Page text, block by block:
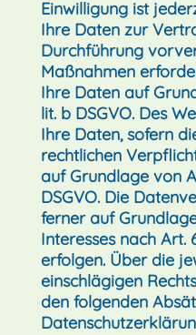
Einwilligung ist
Ihre Daten zur
Durchführung
Maßnahmen
Ihre Daten auf
lit. b DSGVO. Des
Ihre Daten, sofern
rechtlichen
auf Grundlage von
DSGVO. Die
ferner auf
Interesses nach Art.
erfolgen. Über die
einschlägigen
den folgenden